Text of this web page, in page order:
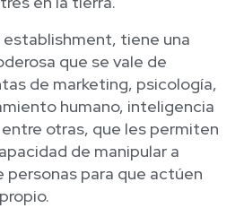
establishment, tiene una
que se vale de
de marketing, psicología,
humano, inteligencia
otras, que les permiten
de manipular a
personas para que actúen